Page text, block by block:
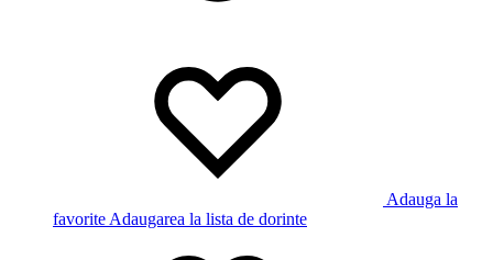
Adauga la
favorite Adaugarea la lista de dorinte